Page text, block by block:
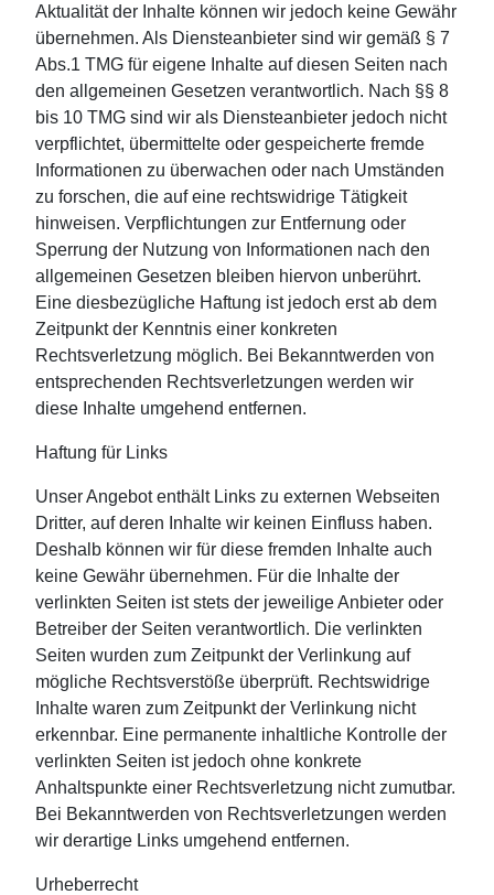
Aktualität der Inhalte können wir jedoch keine Gewähr
übernehmen. Als Diensteanbieter sind wir gemäß § 7
Abs.1 TMG für eigene Inhalte auf diesen Seiten nach
den allgemeinen Gesetzen verantwortlich. Nach §§ 8
bis 10 TMG sind wir als Diensteanbieter jedoch nicht
verpflichtet, übermittelte oder gespeicherte fremde
Informationen zu überwachen oder nach Umständen
zu forschen, die auf eine rechtswidrige Tätigkeit
hinweisen. Verpflichtungen zur Entfernung oder
Sperrung der Nutzung von Informationen nach den
allgemeinen Gesetzen bleiben hiervon unberührt.
Eine diesbezügliche Haftung ist jedoch erst ab dem
Zeitpunkt der Kenntnis einer konkreten
Rechtsverletzung möglich. Bei Bekanntwerden von
entsprechenden Rechtsverletzungen werden wir
diese Inhalte umgehend entfernen.
Haftung für Links
Unser Angebot enthält Links zu externen Webseiten
Dritter, auf deren Inhalte wir keinen Einfluss haben.
Deshalb können wir für diese fremden Inhalte auch
keine Gewähr übernehmen. Für die Inhalte der
verlinkten Seiten ist stets der jeweilige Anbieter oder
Betreiber der Seiten verantwortlich. Die verlinkten
Seiten wurden zum Zeitpunkt der Verlinkung auf
mögliche Rechtsverstöße überprüft. Rechtswidrige
Inhalte waren zum Zeitpunkt der Verlinkung nicht
erkennbar. Eine permanente inhaltliche Kontrolle der
verlinkten Seiten ist jedoch ohne konkrete
Anhaltspunkte einer Rechtsverletzung nicht zumutbar.
Bei Bekanntwerden von Rechtsverletzungen werden
wir derartige Links umgehend entfernen.
Urheberrecht